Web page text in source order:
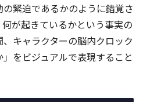
緊迫であるかのように錯覚さ
が起きているかという事実の
キャラクターの脳内クロック
をビジュアルで表現すること